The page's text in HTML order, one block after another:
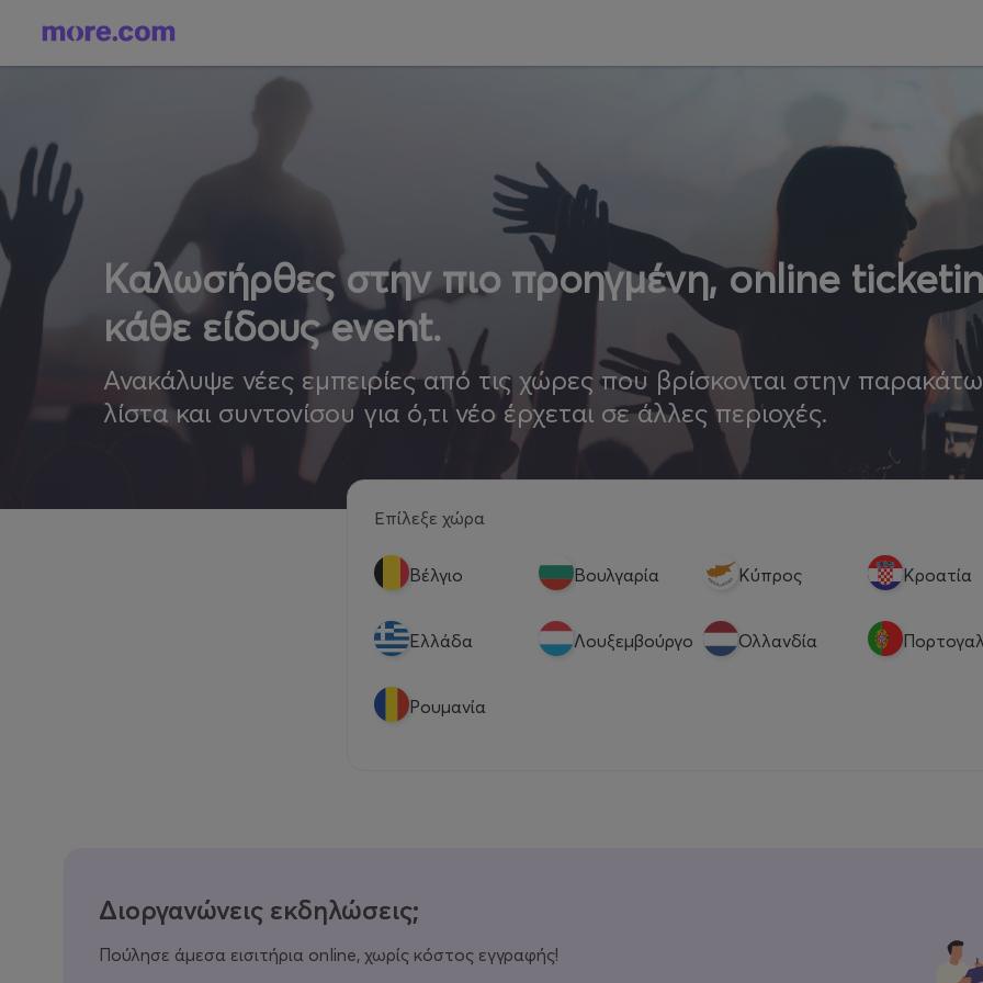
Καλωσήρθες στην πιο προηγμένη, online
κάθε είδους event.
Ανακάλυψε νέες εμπειρίες από τις χώρες που βρίσκονται στην παρακάτω
λίστα και συντονίσου για ό,τι νέο έρχεται σε άλλες περιοχές.
Επίλεξε χώρα
Βέλγιο Βουλγαρία Κύπρος Κροατία
Eλλάδα Λουξεμβούργο Ολλανδία
Ρουμανία
Διοργανώνεις εκδηλώσεις;
Πούλησε άμεσα εισιτήρια online, χωρίς κόστος εγγραφής!